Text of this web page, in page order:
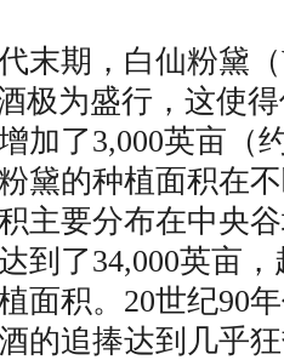
期，白仙粉黛（
极为盛行，这使
加了3,000英亩（
黛的种植面积在
主要分布在中央
到了34,000英亩
面积。20世纪90
的追捧达到几乎